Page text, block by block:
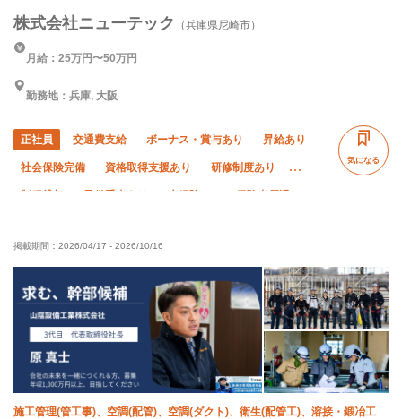
株式会社ニューテック （兵庫県尼崎市）
月給：25万円〜50万円
勤務地：兵庫, 大阪
正社員 交通費支給 ボーナス・賞与あり 昇給あり
社会保険完備 資格取得支援あり 研修制度あり
60代以上活躍中 土日休み
直帰・直行OK
気になる
掲載期間： 2026/04/17 - 2026/10/16
施工管理(管工事)、空調(配管)、空調(ダクト)、衛生(配管工)、溶接・鍛冶工